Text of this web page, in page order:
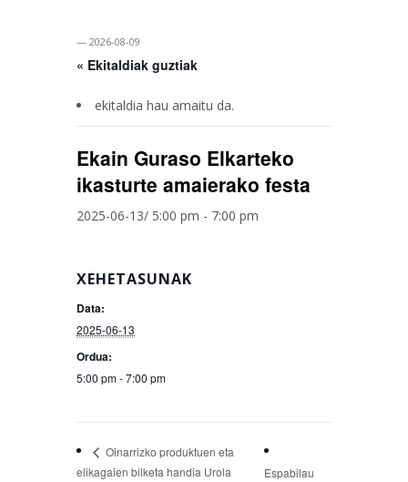
— 2026-08-09
« Ekitaldiak guztiak
ekitaldia hau amaitu da.
Ekain Guraso Elkarteko
ikasturte amaierako festa
2025-06-13/ 5:00 pm - 7:00 pm
XEHETASUNAK
Data:
2025-06-13
Ordua:
5:00 pm - 7:00 pm
Oinarrizko produktuen eta
elikagaien bilketa handia Urola
Espabilau